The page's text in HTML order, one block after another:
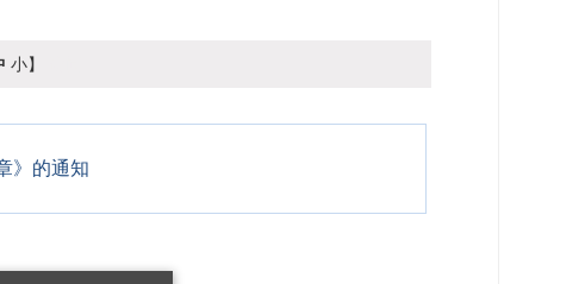
小】
》的通知